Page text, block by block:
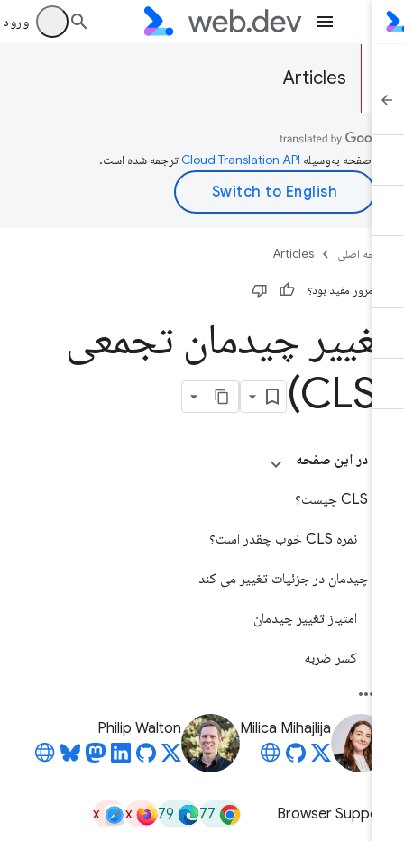
ورود به
Articles
صفحه به‌وسیله ترجمه شده است.
اصلی Articles
مرور مفید بود؟
چیدمان تجمعی
در این صفحه
CLS چیست؟
نمره CLS خوب چقدر است؟
چیدمان در جزئیات تغییر می کند
امتیاز تغییر چیدمان
کسر ضربه
Milica Mihajlija
Philip Walton
Browser
77
79
x
x